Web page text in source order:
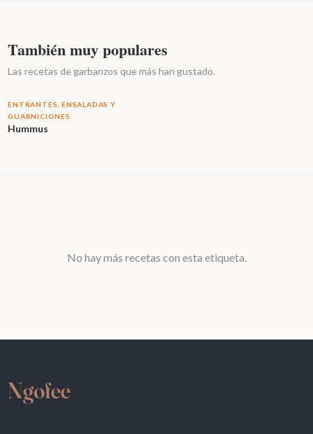
También muy populares
Las recetas de garbanzos que más han gustado.
ENTRANTES, ENSALADAS Y
GUARNICIONES
Hummus
No hay más recetas con esta etiqueta.